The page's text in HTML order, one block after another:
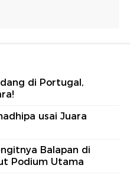
di Portugal,
usai Juara
Balapan di
Podium Utama